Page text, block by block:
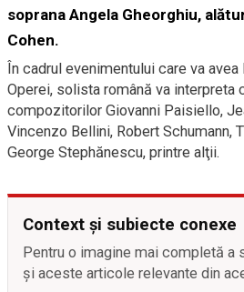
soprana Angela Gheorghiu,
Cohen.
În cadrul evenimentului care va
Operei, solista română va interpreta
compozitorilor Giovanni Paisiello,
Vincenzo Bellini, Robert Schumann,
George Stephănescu, printre alţii.
Context și subiecte conexe
Pentru o imagine mai completă a
și aceste articole relevante din